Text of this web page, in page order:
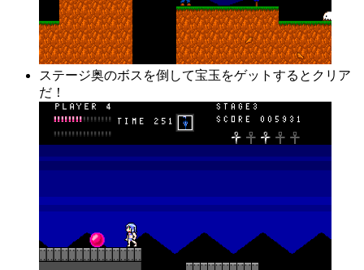
ステージ奥のボスを倒して宝玉をゲットするとクリア
だ！